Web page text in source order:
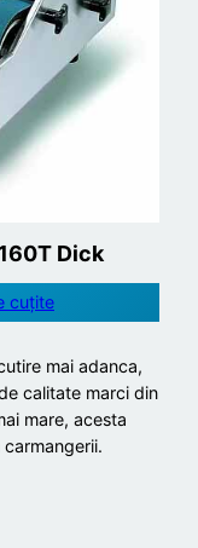
Dick
cuțite
mai adanca,
calitate marci din
mare, acesta